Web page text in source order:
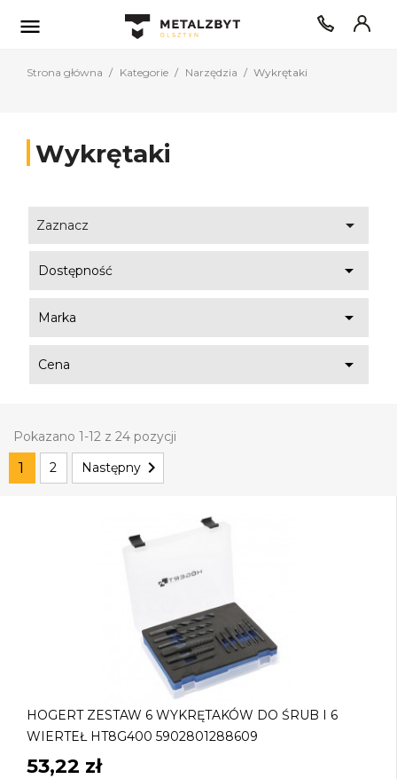

Strona główna Kategorie Narzędzia Wykrętaki
Wykrętaki
Zaznacz 
Dostępność 
Marka 
Cena 
Pokazano 1-12 z 24 pozycji
1 2 Następny 
HOGERT ZESTAW 6 WYKRĘTAKÓW DO ŚRUB I 6
WIERTEŁ HT8G400 5902801288609
53,22 zł